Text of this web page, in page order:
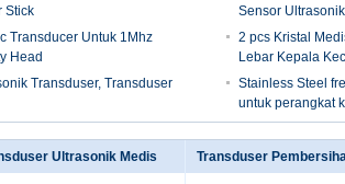
Stick
Sensor
Transducer Untuk 1Mhz
Head
2 pcs Kristal
Lebar Kepala
Transduser, Transduser
Stainless Steel
untuk perangkat
Ultrasonik Medis Transduser